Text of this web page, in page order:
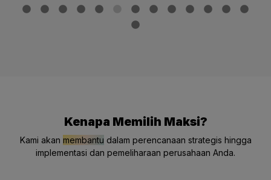
Kenapa Memilih Maksi?
Kami akan membantu dalam perencanaan strategis hingga
implementasi dan pemeliharaan perusahaan Anda.